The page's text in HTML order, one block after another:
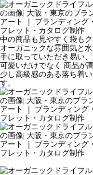
中の商品も見やすく袋もク
オーガニックな雰囲気と
手に取っていただき易い
可愛いだけでなく 商品が
少し高級感のある落ち着
す。